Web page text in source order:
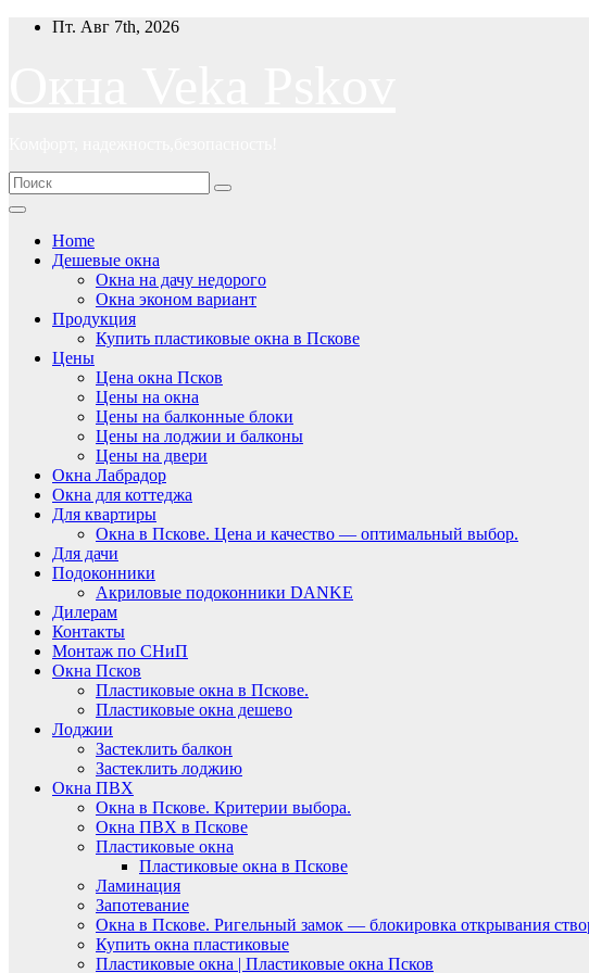
ПерейтиПт. Авг 7th, 2026
Home
Дешевые окна
Окна на дачу недорого
Окна эконом вариант
Продукция
Купить пластиковые окна в Пскове
Цены
Цена окна Псков
Цены на окна
Цены на балконные блоки
Цены на лоджии и балконы
Цены на двери
Окна Лабрадор
Окна для коттеджа
Для квартиры
Окна в Пскове. Цена и качество — оптимальный выбор.
Для дачи
Подоконники
Акриловые подоконники DANKE
Дилерам
Контакты
Монтаж по СНиП
Окна Псков
Пластиковые окна в Пскове.
Пластиковые окна дешево
Лоджии
Застеклить балкон
Застеклить лоджию
Окна ПВХ
Окна в Пскове. Критерии выбора.
Окна ПВХ в Пскове
Пластиковые окна
Пластиковые окна в Пскове
Ламинация
Запотевание
Окна в Пскове. Ригельный замок — блокировка открывания
Купить окна пластиковые
Пластиковые окна | Пластиковые окна Псков